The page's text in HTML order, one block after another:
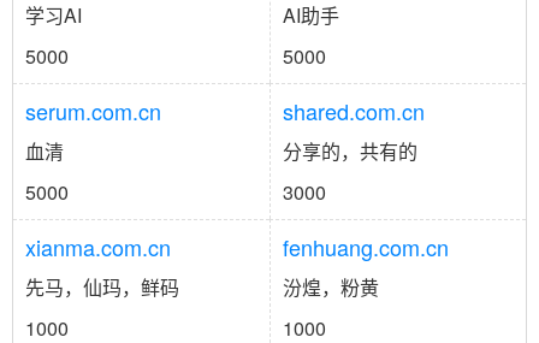
学习AI
5000
AI助手
5000
serum.com.cn
血清
5000
shared.com.cn
分享的，共有的
3000
xianma.com.cn
先马，仙玛，鲜码
1000
fenhuang.com.cn
汾煌，粉黄
1000